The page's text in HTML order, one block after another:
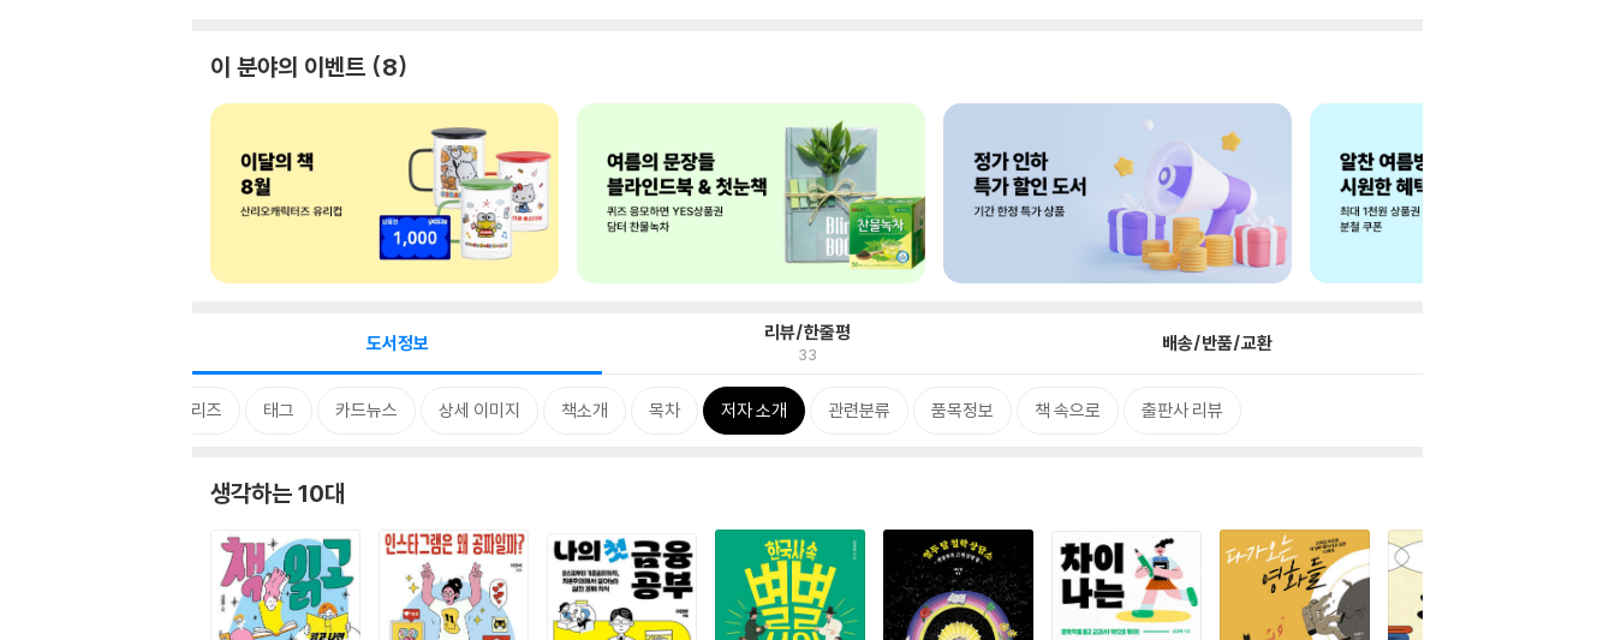
이 분야의 이벤트 8
도서정보 리뷰/한줄평
33 배송/반품/교환
시리즈 태그 카드뉴스 상세 이미지 책소개 목차 저자 소개 관련분류 품목정보 책 속으로 출판사 리뷰
생각하는 10대